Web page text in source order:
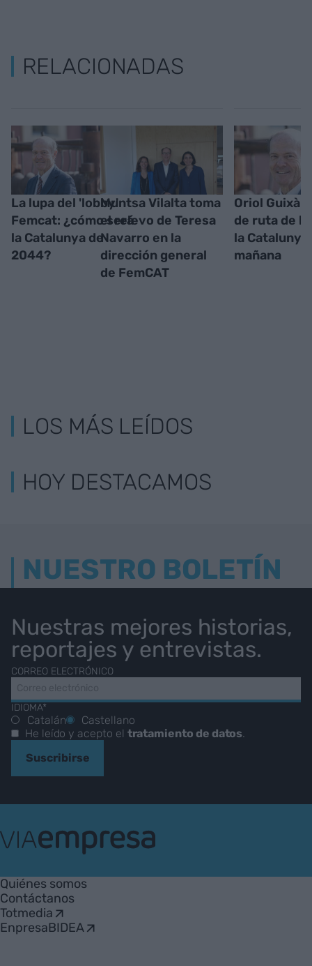
RELACIONADAS
La lupa del 'lobby'
Femcat: ¿cómo será
la Catalunya de
2044?
Muntsa Vilalta toma
el relevo de Teresa
Navarro en la
dirección general
de FemCAT
Oriol Guixà -
de ruta de
la Catalunya
mañana
LOS MÁS LEÍDOS
HOY DESTACAMOS
NUESTRO BOLETÍN
Nuestras mejores historias,
reportajes y entrevistas.
CORREO ELECTRÓNICO
IDIOMA*
Catalán
Castellano
He leído y acepto el tratamiento de datos.
Suscribirse
Empresa
Quiénes somos
Contáctanos
Totmedia
EnpresaBIDEA